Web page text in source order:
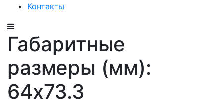
Контакты
Габаритные
размеры (мм):
64x73.3